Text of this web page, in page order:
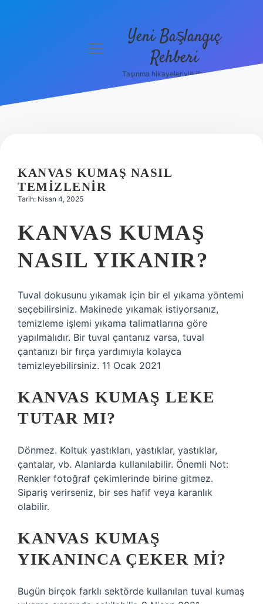
Politikası
menüyü
Yeni Başlangıç
Rehberi
Taşınma hikayeleriyle ilham bul!
KANVAS KUMAŞ NASIL
TEMIZLENIR
Tarih: Nisan 4, 2025
KANVAS KUMAŞ
NASIL YIKANIR?
Tuval dokusunu yıkamak için bir el yıkama yöntemi
seçebilirsiniz. Makinede yıkamak istiyorsanız,
temizleme işlemi yıkama talimatlarına göre
yapılmalıdır. Bir tuval çantanız varsa, tuval
çantanızı bir fırça yardımıyla kolayca
temizleyebilirsiniz. 11 Ocak 2021
KANVAS KUMAŞ LEKE
TUTAR MI?
Dönmez. Koltuk yastıkları, yastıklar, yastıklar,
çantalar, vb. Alanlarda kullanılabilir. Önemli Not:
Renkler fotoğraf çekimlerinde birine gitmez.
Sipariş verirseniz, bir ses hafif veya karanlık
olabilir.
KANVAS KUMAŞ
YIKANINCA ÇEKER MI?
Bugün birçok farklı sektörde kullanılan tuval kumaş